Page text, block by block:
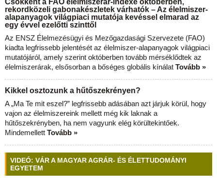
Csökkent a FAO élelmiszerár-indexe októberben,
rekordközeli gabonakészletek várhatók – Az élelmiszer-
alapanyagok világpiaci mutatója kevéssel elmarad az
egy évvel ezelőtti szinttől
Az ENSZ Élelmezésügyi és Mezőgazdasági Szervezete (FAO)
kiadta legfrissebb jelentését az élelmiszer-alapanyagok világpiaci
mutatójáról, amely szerint októberben tovább mérséklődtek az
élelmiszerárak, elsősorban a bőséges globális kínálat Tovább »
Kikkel osztozunk a hűtőszekrényen?
A „Ma Te mit eszel?” legfrissebb adásában azt járjuk körül, hogy
vajon az élelmiszereink mellett még kik laknak a
hűtőszekrényben, ha nem vagyunk elég körültekintőek.
Mindemellett Tovább »
VIDEÓ: VÁR A MAGYAR AGRÁR- ÉS ÉLETTUDOMÁNYI
EGYETEM